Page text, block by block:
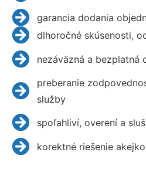
garancia dodania
dlhoročné skúsenosti,
nezáväzná a bezplatná
preberanie
služby
spoľahliví, overení a
korektné riešenie